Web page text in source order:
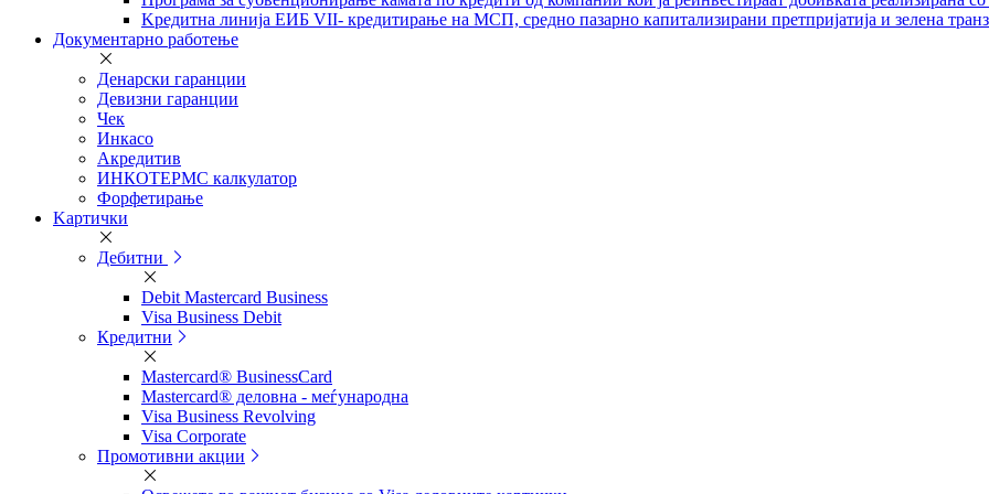
Kредитна линија ЕИБ VII- кредитирање на МСП, средно пазарно капитализирани претпријатија и зелена
Документарно работење
Денарски гаранции
Девизни гаранции
Чек
Инкасо
Акредитив
ИНКОТЕРМС калкулатор
Форфетирање
Kартички
Дебитни
Debit Mastercard Business
Visa Business Debit
Кредитни
Mastercard® BusinessCard
Mastercard® деловна - меѓународна
Visa Business Revolving
Visa Corporate
Промотивни акции